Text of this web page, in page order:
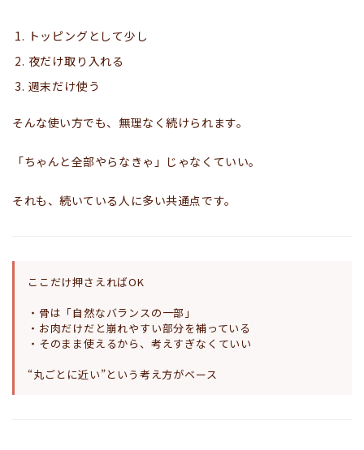
トッピングとして少し
夜だけ取り入れる
週末だけ使う
そんな使い方でも、無理なく続けられます。
「ちゃんと全部やらなきゃ」じゃなくていい。
それも、続いている人に多い共通点です。
ここだけ押さえればOK
・骨は「自然なバランスの一部」
・お肉だけだと崩れやすい部分を補っている
・そのまま使えるから、考えすぎなくていい
“丸ごとに近い”という考え方がベース